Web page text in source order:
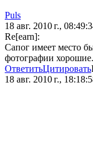
Puls
18 авг. 2010 г.,
Re[earn]:
Сапог имеет место
фотографии хорошие.
ОтветитьЦитировать
18 авг. 2010 г.,